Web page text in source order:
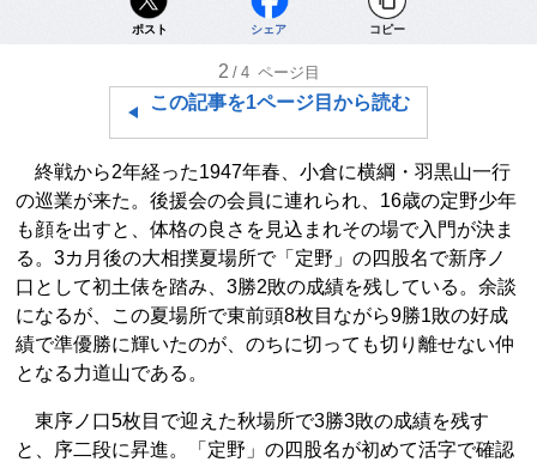
ポスト シェア コピー
2 /4 ページ目
この記事を1ページ目から読む
終戦から2年経った1947年春、小倉に横綱・羽黒山一行
の巡業が来た。後援会の会員に連れられ、16歳の定野少年
も顔を出すと、体格の良さを見込まれその場で入門が決ま
る。3カ月後の大相撲夏場所で「定野」の四股名で新序ノ
口として初土俵を踏み、3勝2敗の成績を残している。余談
になるが、この夏場所で東前頭8枚目ながら9勝1敗の好成
績で準優勝に輝いたのが、のちに切っても切り離せない仲
となる力道山である。
東序ノ口5枚目で迎えた秋場所で3勝3敗の成績を残す
と、序二段に昇進。「定野」の四股名が初めて活字で確認